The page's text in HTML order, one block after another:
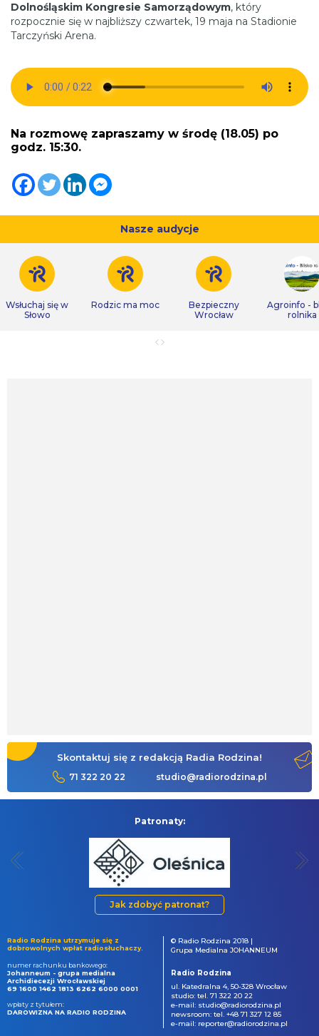
Dolnośląskim Kongresie Samorządowym, który
rozpocznie się w najbliższy czwartek, 19 maja na Stadionie
Tarczyński Arena.
Na rozmowę zapraszamy w środę (18.05) po
godz. 15:30.
Nasze audycje
Wsłuchaj się w
Słowo
Rodzic ma moc
Bezpieczny
Wrocław
Agroinfo -
rolnika
Skontaktuj się z redakcją Radia Rodzina!
71 322 20 22 studio@radiorodzina.pl
Patronaty:
Jak zdobyć patronat?
Radio Rodzina utrzymuje się z
dobrowolnych wpłat radiosłuchaczy.
numer rachunku bankowego:
Johanneum - grupa medialna
Archidiecezji Wrocławskiej
69 1600 1462 1813 6262 6000 0001
wpłaty z tytułem:
DAROWIZNA NA RADIO RODZINA
© Radio Rodzina 2018 |
Grupa Medialna JOHANNEUM
Radio Rodzina
ul. Katedralna 4, 50-328 Wrocław
studio: tel. 71 322 20 22
e-mail: studio@radiorodzina.pl
newsroom: tel. +48 71 327 12 85
e-mail: reporter@radiorodzina.pl